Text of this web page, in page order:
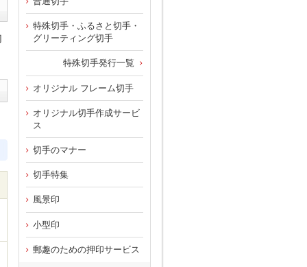
特殊切手・ふるさと切手・
グリーティング切手
特殊切手発行一覧
オリジナル フレーム切手
オリジナル切手作成サービ
ス
切手のマナー
切手特集
風景印
小型印
郵趣のための押印サービス